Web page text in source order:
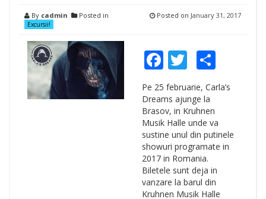
By cadmin Posted in
Excursii!
Posted on January 31, 2017
Facebook
TwitterShare
Pe 25 februarie, Carla’s
Dreams ajunge la
Brasov, in Kruhnen
Musik Halle unde va
sustine unul din putinele
showuri programate in
2017 in Romania.
Biletele sunt deja in
vanzare la barul din
Kruhnen Musik Halle